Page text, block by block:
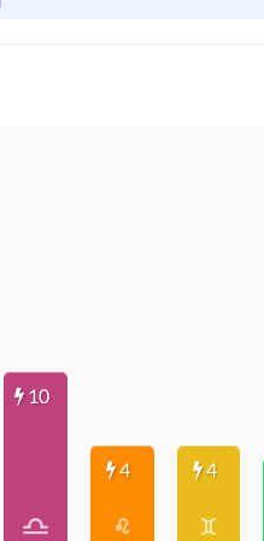
10
4 4